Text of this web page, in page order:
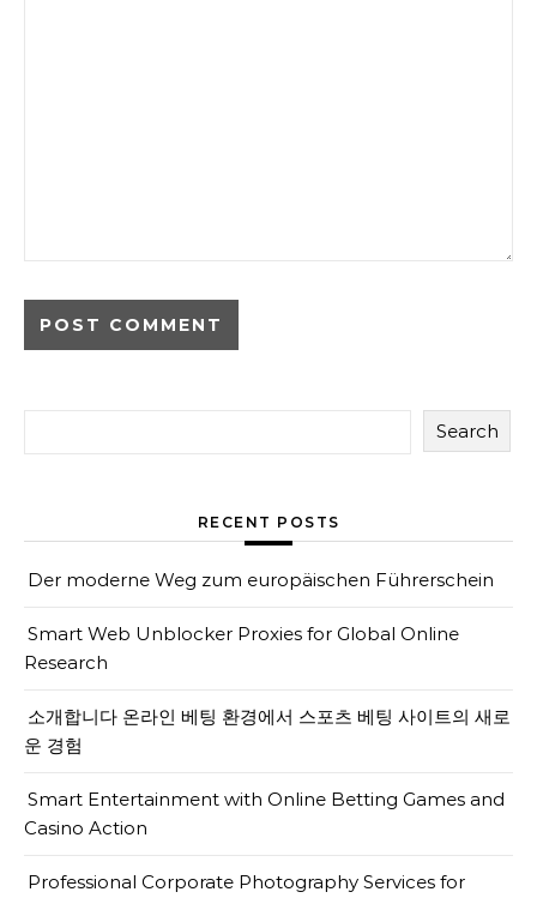
Search
RECENT POSTS
Der moderne Weg zum europäischen Führerschein
Smart Web Unblocker Proxies for Global Online
Research
소개합니다 온라인 베팅 환경에서 스포츠 베팅 사이트의 새로
운 경험
Smart Entertainment with Online Betting Games and
Casino Action
Professional Corporate Photography Services for